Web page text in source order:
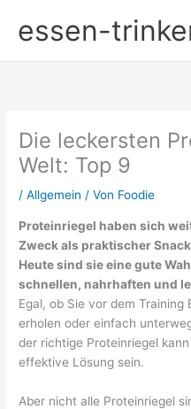
Inhaltessen-
Die leckersten
Welt: Top 9
/Allgemein / Von Foodie
Proteinriegel haben sich
Zweck als praktischer
Heute sind sie eine gute
schnellen, nahrhaften und
Egal, ob Sie vor dem
erholen oder einfach
der richtige Proteinriegel
effektive Lösung sein.
Aber nicht alle Proteinriegel